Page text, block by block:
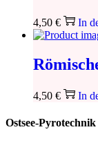
4,50 € In
4,50 € In
Ostsee-Pyrotechnik